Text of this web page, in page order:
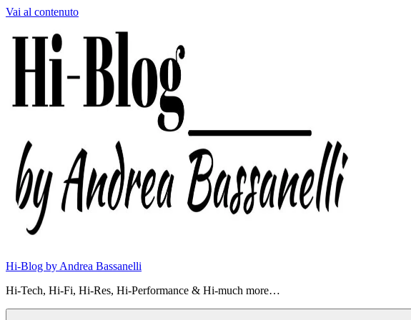
Vai al contenuto
Hi-Blog by Andrea Bassanelli
Hi-Tech, Hi-Fi, Hi-Res, Hi-Performance & Hi-much more…